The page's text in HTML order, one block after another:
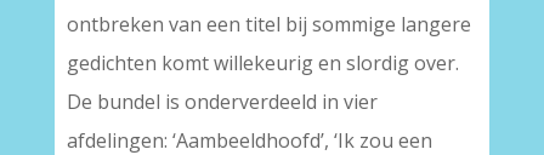
ontbreken van een titel bij sommige langere
gedichten komt willekeurig en slordig over.
De bundel is onderverdeeld in vier
afdelingen: ‘Aambeeldhoofd’, ‘Ik zou een